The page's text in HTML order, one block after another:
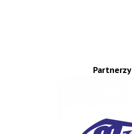
Partnerzy